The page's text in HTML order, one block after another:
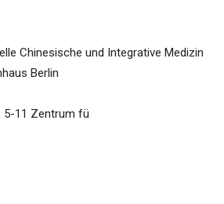
Chinesische und Integrative Medizin
Berlin
5-11 Zentrum fü